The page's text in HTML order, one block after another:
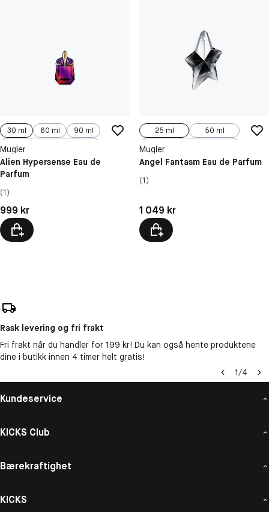
30 ml 60 ml
90 ml
Mugler
Alien Hypersense Eau de
Parfum
(1)
Pris: 999 kr
999 kr
25 ml
50 ml
Mugler
Angel Fantasm Eau de Parfum
(1)
Pris: 1 049 kr
1 049 kr
Rask levering og fri frakt
Fri frakt når du handler for 199 kr! Du kan også hente produktene
dine i butikk innen 4 timer helt gratis!
1/4
Kundeservice
KICKS Club
Bærekraftighet
KICKS